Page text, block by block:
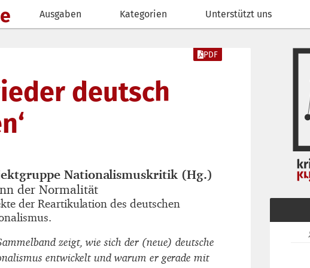
Ausgaben Kategorien Unterstützt uns
deutsch
PDF
Nationalismuskritik (Hg.)
der Normalität
der Reartikulation des deutschen
zeigt, wie sich der (neue) deutsche
entwickelt und warum er gerade mit